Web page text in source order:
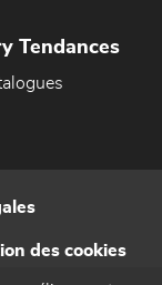
Tendances
des cookies